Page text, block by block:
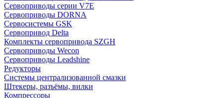
Сервоприводы серии V7E
Сервоприводы DORNA
Сервосистемы GSK
Сервопривод Delta
Комплекты сервопривода SZGH
Сервоприводы Wecon
Сервоприводы Leadshine
Редукторы
Системы централизованной смазки
Штекеры, разъёмы, вилки
Компрессоры